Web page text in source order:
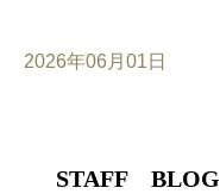
2026年06月01日
STAFF BLOG